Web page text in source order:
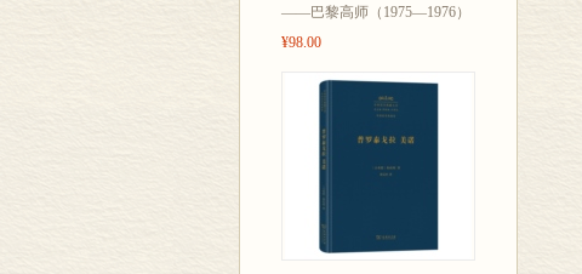
——巴黎高师（1975—1976）
¥98.00